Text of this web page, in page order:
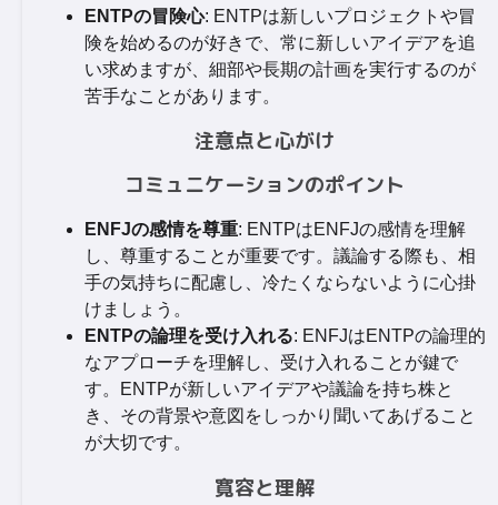
ENTPの冒険心: ENTPは新しいプロジェクトや冒
険を始めるのが好きで、常に新しいアイデアを追
い求めますが、細部や長期の計画を実行するのが
苦手なことがあります。
注意点と心がけ
コミュニケーションのポイント
ENFJの感情を尊重: ENTPはENFJの感情を理解
し、尊重することが重要です。議論する際も、相
手の気持ちに配慮し、冷たくならないように心掛
けましょう。
ENTPの論理を受け入れる: ENFJはENTPの論理的
なアプローチを理解し、受け入れることが鍵で
す。ENTPが新しいアイデアや議論を持ち株と
き、その背景や意図をしっかり聞いてあげること
が大切です。
寛容と理解